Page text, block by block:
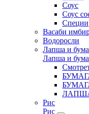
Соус
Соус
Специи
Васаби
Водоросли
Лапша и
Лапша и
Рис
Рис